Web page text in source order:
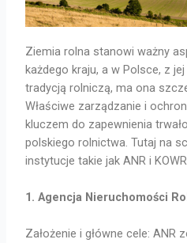
Ziemia rolna stanowi ważny
każdego kraju, a w Polsce, z
tradycją rolniczą, ma ona
Właściwe zarządzanie i
kluczem do zapewnienia
polskiego rolnictwa. Tutaj na
instytucje takie jak ANR i KOWR.
1. Agencja Nieruchomości
Założenie i główne cele: ANR